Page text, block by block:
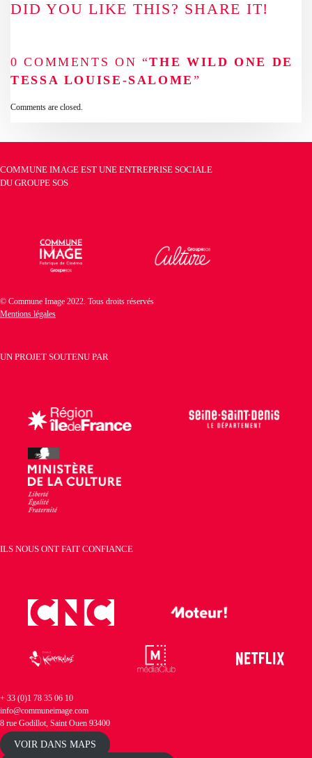
DID YOU LIKE THIS? SHARE IT!
0 COMMENTS ON “THE WILD ONE DE
TESSA LOUISE-SALOME ”
Comments are closed.
COMMUNE IMAGE EST UNE ENTREPRISE SOCIALE
DU GROUPE SOS
© Commune Image 2022. Tous droits réservés
Mentions légales
UN PROJET SOUTENU PAR
ILS NOUS ONT FAIT CONFIANCE
+ 33 (0)1 78 35 06 10
info@communeimage.com
8 rue Godillot, Saint Ouen 93400
VOIR DANS MAPS